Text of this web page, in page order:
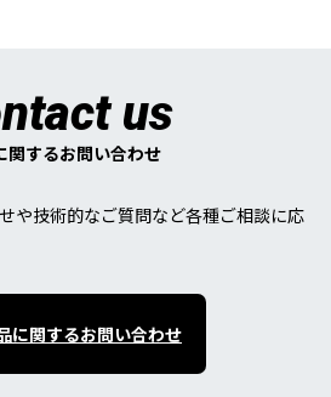
us
関するお問い合わせ
や技術的なご質問など各種ご相談に応
に関するお問い合わせ